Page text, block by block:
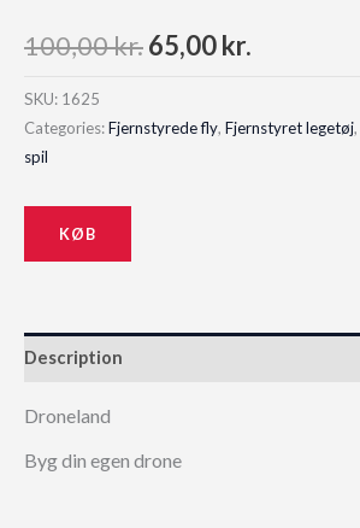
100,00kr.Original
was:
65,00kr.
is:
SKU: 1625
Categories:Fjernstyrede fly, Fjernstyret legetøj,
spil
KØB
Description
Droneland
Byg din egen drone